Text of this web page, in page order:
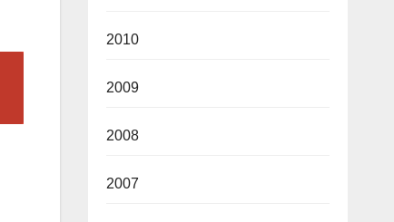
2010
2009
2008
2007